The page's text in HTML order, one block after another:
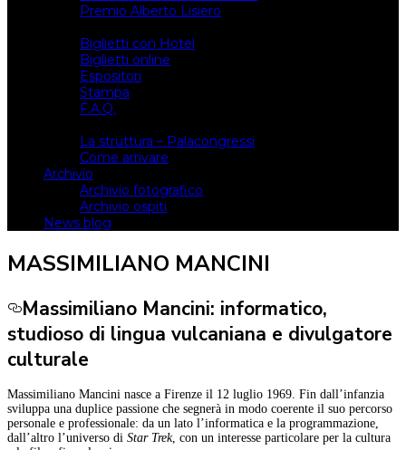
Premio Alberto Lisiero
Biglietti con Hotel
Biglietti online
Espositori
Stampa
F.A.Q.
La struttura – Palacongressi
Come arrivare
Archivio
Archivio fotografico
Archivio ospiti
News blog
MASSIMILIANO MANCINI
Massimiliano Mancini: informatico,
studioso di lingua vulcaniana e divulgatore
culturale
Massimiliano Mancini nasce a Firenze il 12 luglio 1969. Fin dall’infanzia
sviluppa una duplice passione che segnerà in modo coerente il suo percorso
personale e professionale: da un lato l’informatica e la programmazione,
dall’altro l’universo di Star Trek, con un interesse particolare per la cultura